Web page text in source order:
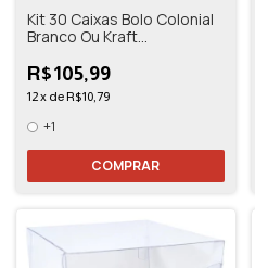
Kit 30 Caixas Bolo Colonial
Branco Ou Kraft
R$105,99
12x de R$10,79
+1
COMPRAR